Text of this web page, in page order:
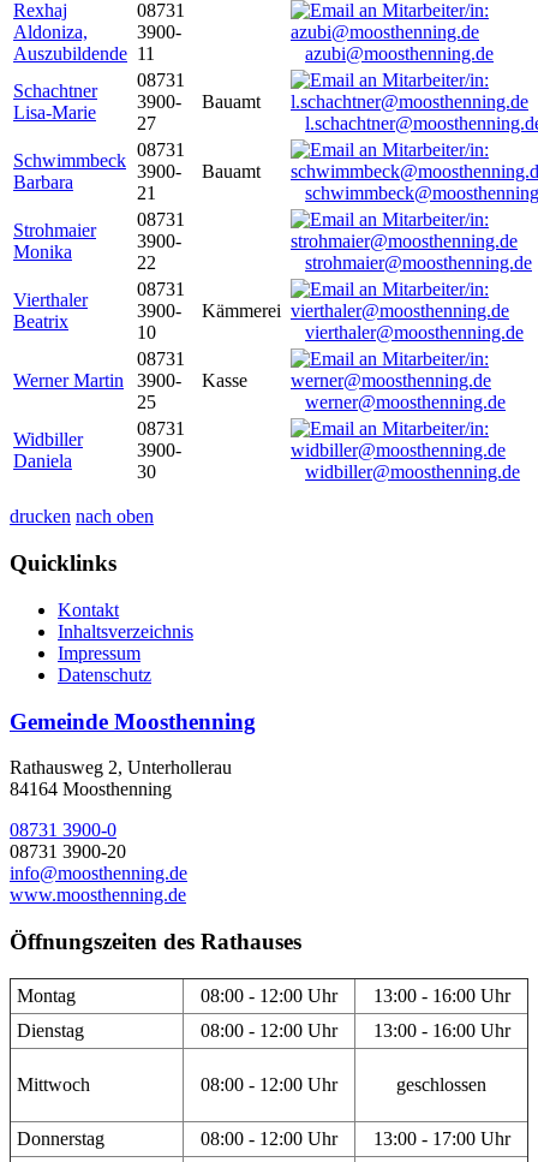
Rexhaj
Aldoniza,
Auszubildende
08731
3900-
11
azubi@moosthenning.de
Schachtner
Lisa-Marie
08731
3900-
27
Bauamt
Schwimmbeck
Barbara
08731
3900-
21
Bauamt
Strohmaier
Monika
08731
3900-
22
strohmaier@moosthenning.de
Vierthaler
Beatrix
08731
3900-
10
Kämmerei
vierthaler@moosthenning.de
Werner Martin
08731
3900-
25
Kasse
werner@moosthenning.de
Widbiller
Daniela
08731
3900-
30
widbiller@moosthenning.de
drucken nach oben
Quicklinks
Kontakt
Inhaltsverzeichnis
Impressum
Datenschutz
Gemeinde Moosthenning
Rathausweg 2, Unterhollerau
84164 Moosthenning
08731 3900-0
08731 3900-20
info@moosthenning.de
www.moosthenning.de
Öffnungszeiten des Rathauses
Montag 08:00 - 12:00 Uhr
13:00 - 16:00 Uhr
Dienstag
08:00 - 12:00 Uhr 13:00 - 16:00 Uhr
Mittwoch 08:00 - 12:00 Uhr geschlossen
Donnerstag 08:00 - 12:00 Uhr
13:00 - 17:00 Uhr